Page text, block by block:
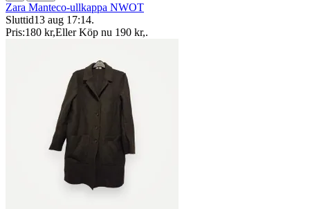
Zara Manteco-ullkappa NWOT
Sluttid13 aug 17:14.
Pris:180 kr,Eller Köp nu 190 kr,.